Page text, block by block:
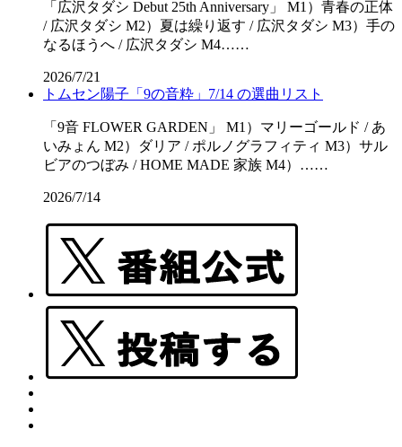
「広沢タダシ Debut 25th Anniversary」 M1）青春の正体
/ 広沢タダシ M2）夏は繰り返す / 広沢タダシ M3）手の
なるほうへ / 広沢タダシ M4……
2026/7/21
トムセン陽子「9の音粋」7/14 の選曲リスト
「9音 FLOWER GARDEN」 M1）マリーゴールド / あ
いみょん M2）ダリア / ポルノグラフィティ M3）サル
ビアのつぼみ / HOME MADE 家族 M4）……
2026/7/14